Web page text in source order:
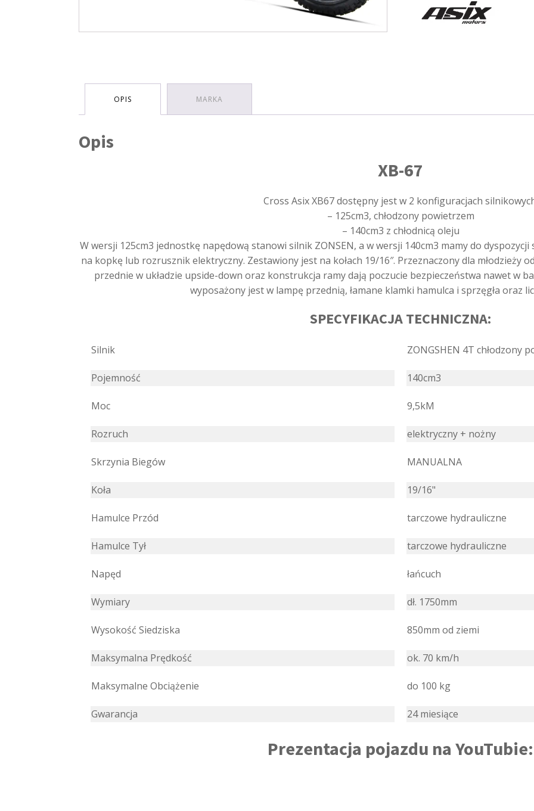
19/16
OPIS MARKA
Opis
XB-67
Cross Asix XB67 dostępny jest w 2 konfiguracjach
– 125cm3, chłodzony powietrzem
– 140cm3 z chłodnicą oleju
W wersji 125cm3 jednostkę napędową stanowi silnik ZONSEN, a w wersji 140cm3 mamy do
na kopkę lub rozrusznik elektryczny. Zestawiony jest na kołach 19/16″. Przeznaczony dla młodzieży
przednie w układzie upside-down oraz konstrukcja ramy dają poczucie bezpieczeństwa nawet w
wyposażony jest w lampę przednią, łamane klamki hamulca i sprzęgła oraz
SPECYFIKACJA TECHNICZNA:
Silnik ZONGSHEN 4T chłodzony
Pojemność 140cm3
Moc 9,5kM
Rozruch elektryczny + nożny
Skrzynia Biegów MANUALNA
Koła 19/16"
Hamulce Przód tarczowe hydrauliczne
Hamulce Tył tarczowe hydrauliczne
Napęd łańcuch
Wymiary dł. 1750mm
Wysokość Siedziska 850mm od ziemi
Maksymalna Prędkość ok. 70 km/h
Maksymalne Obciążenie do 100 kg
Gwarancja 24 miesiące
Prezentacja pojazdu na YouTubie: